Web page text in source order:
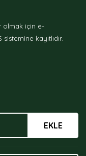
olmak için e-
kayıtlıdır.
EKLE